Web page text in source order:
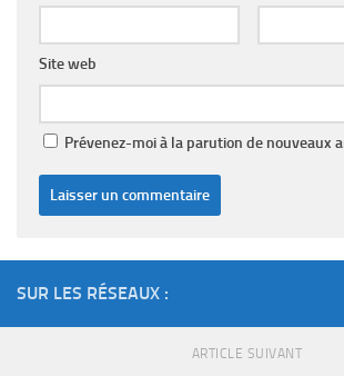
Site web
Prévenez-moi à la parution de nouveaux
SUR LES RÉSEAUX :
ARTICLE SUIVANT